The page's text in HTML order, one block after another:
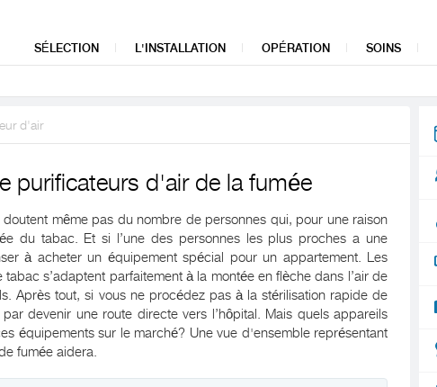
SÉLECTION L'INSTALLATION OPÉRATION SOINS
d'air
purificateurs d'air de la fumée
même pas du nombre de personnes qui, pour une raison
du tabac. Et si l’une des personnes les plus proches a une
à acheter un équipement spécial pour un appartement. Les
s’adaptent parfaitement à la montée en flèche dans l’air de
Après tout, si vous ne procédez pas à la stérilisation rapide de
devenir une route directe vers l’hôpital. Mais quels appareils
équipements sur le marché? Une vue d'ensemble représentant
fumée aidera.